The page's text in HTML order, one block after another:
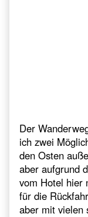
Der
ich zwei
den Osten
aber aufgrund
vom Hotel hier
für die
aber mit vielen